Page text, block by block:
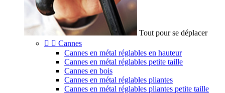
Tout pour se déplacer
  Cannes
Cannes en métal réglables en hauteur
Cannes en métal réglables petite taille
Cannes en bois
Cannes en métal réglables pliantes
Cannes en métal réglables pliantes petite taille